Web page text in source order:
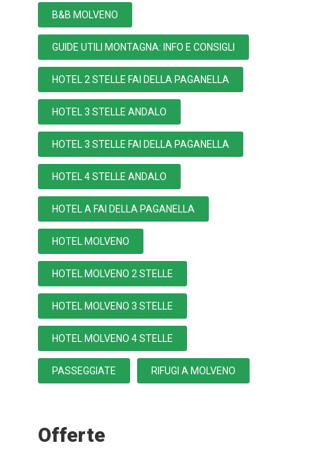
B&B MOLVENO
GUIDE UTILI MONTAGNA: INFO E CONSIGLI
HOTEL 2 STELLE FAI DELLA PAGANELLA
HOTEL 3 STELLE ANDALO
HOTEL 3 STELLE FAI DELLA PAGANELLA
HOTEL 4 STELLE ANDALO
HOTEL A FAI DELLA PAGANELLA
HOTEL MOLVENO
HOTEL MOLVENO 2 STELLE
HOTEL MOLVENO 3 STELLE
HOTEL MOLVENO 4 STELLE
PASSEGGIATE RIFUGI A MOLVENO
Offerte